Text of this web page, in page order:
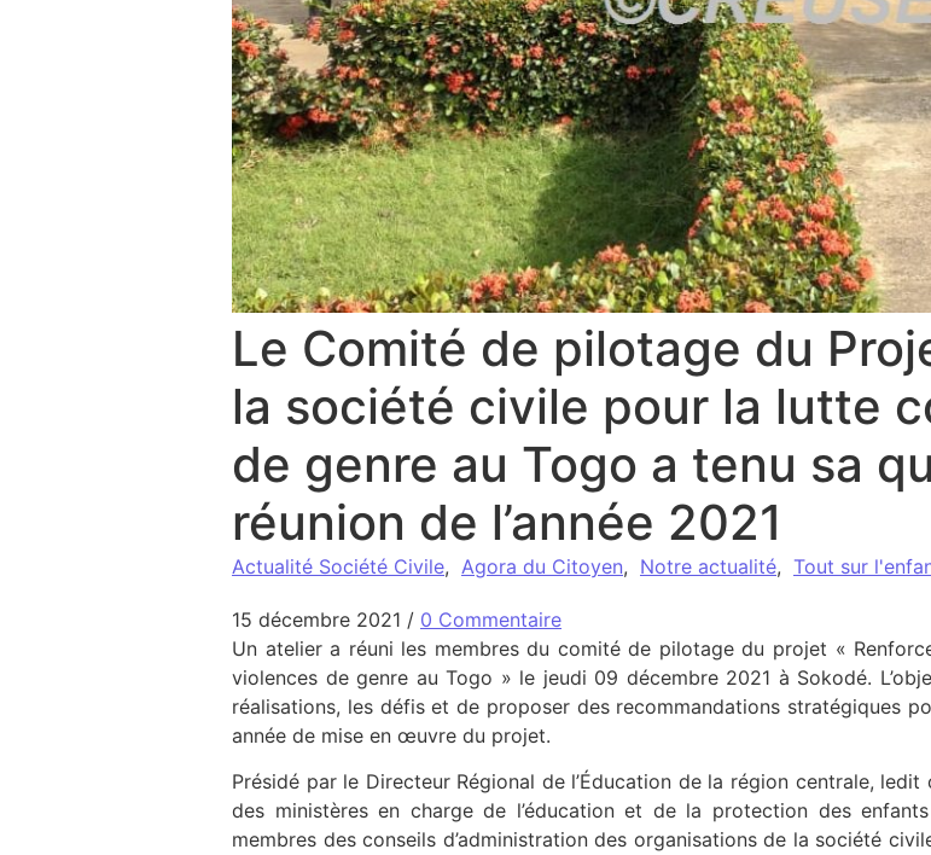
Le Comité de pilotage du
la société civile pour la lutte
de genre au Togo a tenu sa
réunion de l’année 2021
Actualité Société Civile, Agora du Citoyen, Notre actualité, Tout sur
15 décembre 2021 / 0 Commentaire
Un atelier a réuni les membres du comité de pilotage du projet «
violences de genre au Togo » le jeudi 09 décembre 2021 à Sokodé.
réalisations, les défis et de proposer des recommandations stratégiques
année de mise en œuvre du projet.
Présidé par le Directeur Régional de l’Éducation de la région centrale,
des ministères en charge de l’éducation et de la protection des
membres des conseils d’administration des organisations de la société